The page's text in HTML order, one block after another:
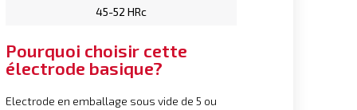
45-52 HRc
Pourquoi choisir cette
électrode basique?
Electrode en emballage sous vide de 5 ou